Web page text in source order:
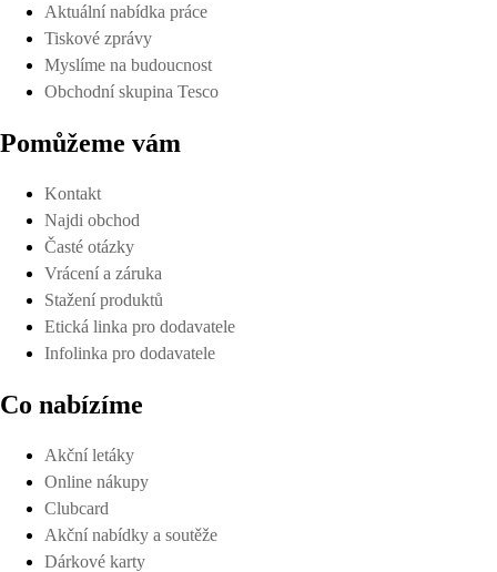
Aktuální nabídka práce
Tiskové zprávy
Myslíme na budoucnost
Obchodní skupina Tesco
Pomůžeme vám
Kontakt
Najdi obchod
Časté otázky
Vrácení a záruka
Stažení produktů
Etická linka pro dodavatele
Infolinka pro dodavatele
Co nabízíme
Akční letáky
Online nákupy
Clubcard
Akční nabídky a soutěže
Dárkové karty